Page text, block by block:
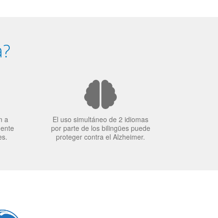
a
El uso simultáneo de 2 idiomas
por parte de los bilingües puede
proteger contra el Alzheimer.